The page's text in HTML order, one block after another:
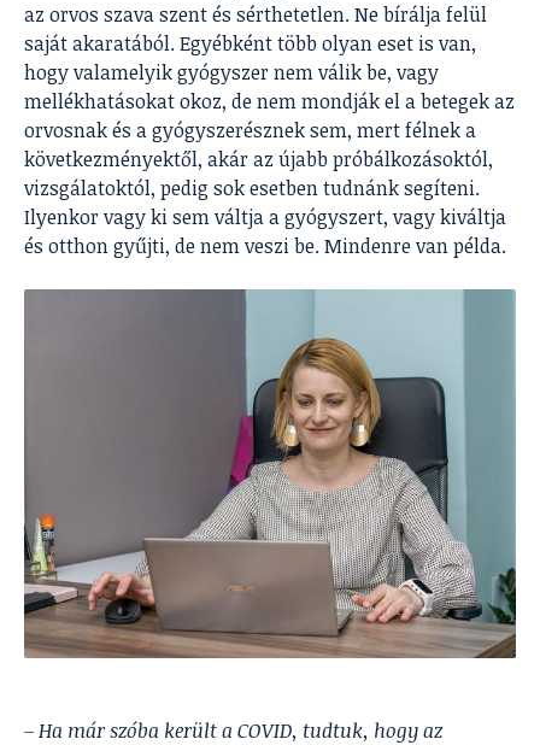
az orvos szava szent és sérthetetlen. Ne bírálja felül
saját akaratából. Egyébként több olyan eset is van,
hogy valamelyik gyógyszer nem válik be, vagy
mellékhatásokat okoz, de nem mondják el a betegek az
orvosnak és a gyógyszerésznek sem, mert félnek a
következményektől, akár az újabb próbálkozásoktól,
vizsgálatoktól, pedig sok esetben tudnánk segíteni.
Ilyenkor vagy ki sem váltja a gyógyszert, vagy kiváltja
és otthon gyűjti, de nem veszi be. Mindenre van példa.
– Ha már szóba került a COVID, tudtuk, hogy az